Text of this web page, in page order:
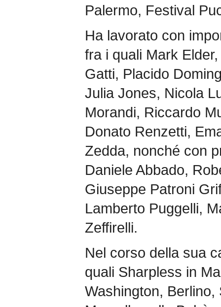
Palermo, Festival
Ha lavorato con
fra i quali Mark
Gatti, Placido
Julia Jones, Nicola
Morandi, Riccardo
Donato Renzetti,
Zedda, nonché con
Daniele Abbado,
Giuseppe Patroni
Lamberto Puggelli,
Zeffirelli.
Nel corso della sua
quali Sharpless in
Washington, Berlino,